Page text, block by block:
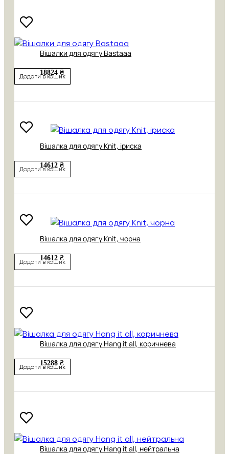
Вішалки для одягу Bastaaa
18824 ₴
Додати в кошик
Вішалка для одягу Knit, іриска
14612 ₴
Додати в кошик
Вішалка для одягу Knit, чорна
14612 ₴
Додати в кошик
Вішалка для одягу Hang it all, коричнева
15288 ₴
Додати в кошик
Вішалка для одягу Hang it all, нейтральна